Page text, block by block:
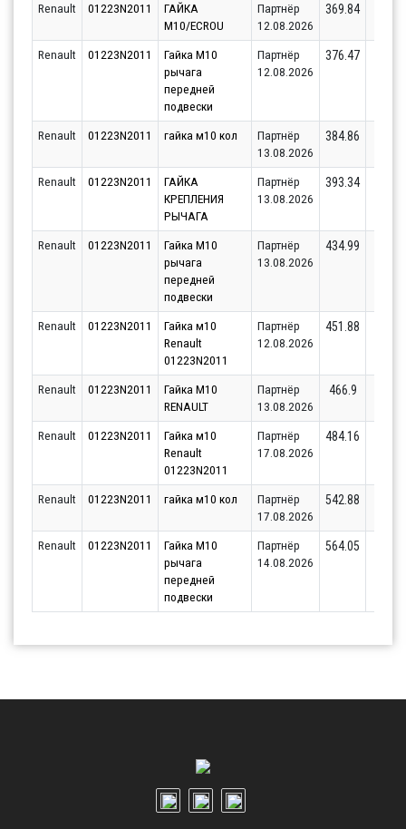
Renault 01223N2011
ГАЙКА
М10/ECROU
Партнёр
12.08.2026
369.84
Renault 01223N2011
Гайка M10
рычага
передней
подвески
Партнёр
12.08.2026
376.47
Renault 01223N2011 гайка м10 кол
Партнёр
13.08.2026
384.86
Renault 01223N2011
ГАЙКА
КРЕПЛЕНИЯ
РЫЧАГА
Партнёр
13.08.2026
393.34
Renault 01223N2011
Гайка M10
рычага
передней
подвески
Партнёр
13.08.2026
434.99
Renault 01223N2011
Гайка м10
Renault
01223N2011
Партнёр
12.08.2026
451.88
Renault 01223N2011
Гайка M10
RENAULT
Партнёр
13.08.2026
466.9
Renault 01223N2011
Гайка м10
Renault
01223N2011
Партнёр
17.08.2026
484.16
Renault 01223N2011 гайка м10 кол
Партнёр
17.08.2026
542.88
Renault 01223N2011
Гайка M10
рычага
передней
подвески
Партнёр
14.08.2026
564.05